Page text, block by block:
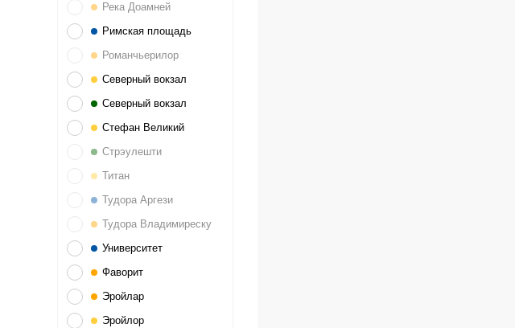
Река Доамней
Римская площадь
Романчьерилор
Северный вокзал
Северный вокзал
Стефан Великий
Стрэулешти
Титан
Тудора Аргези
Тудора Владимиреску
Университет
Фаворит
Эройлар
Эройлор